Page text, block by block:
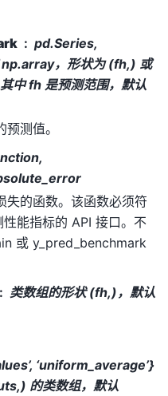
pd.Series,
，形状为 (fh,) 或
中 fh 是预测范围，默认
测值。
失的函数。该函数必须符
能指标的 API 接口。不
或 y_pred_benchmark
类数组的形状 (fh,)，默认
‘uniform_average’}
的类数组，默认